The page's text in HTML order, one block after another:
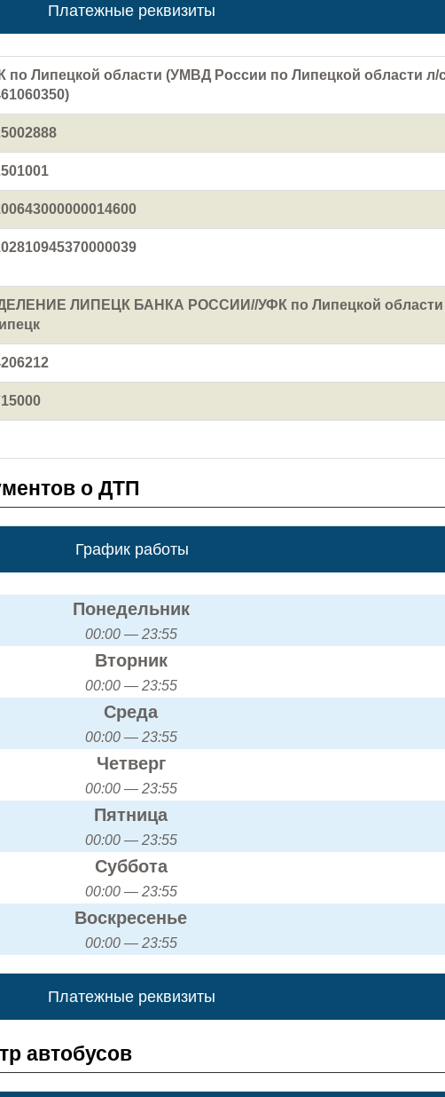
Платежные реквизиты
по Липецкой области (УМВД России по Липецкой области л/
ЛИПЕЦК БАНКА РОССИИ//УФК по Липецкой области
о ДТП
График работы
Понедельник
00:00 — 23:55
Вторник
00:00 — 23:55
Среда
00:00 — 23:55
Четверг
00:00 — 23:55
Пятница
00:00 — 23:55
Суббота
00:00 — 23:55
Воскресенье
00:00 — 23:55
Платежные реквизиты
автобусов